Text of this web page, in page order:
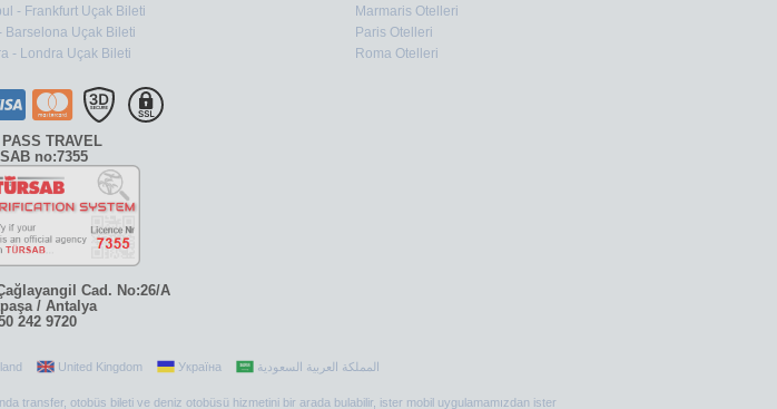
- Frankfurt Uçak Bileti
Barselona Uçak Bileti
- Londra Uçak Bileti
Marmaris Otelleri
Paris Otelleri
Roma Otelleri
TRAVEL
no:7355
Cad. No:26/A
/ Antalya
242 9720
United Kingdom Україна
transfer, otobüs bileti ve deniz otobüsü hizmetini bir arada bulabilir, ister mobil uygulamamızdan ister